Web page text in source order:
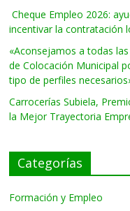
Cheque Empleo 2026:
incentivar la contratación
«Aconsejamos a todas
de Colocación Municipal
tipo de perfiles
Carrocerías Subiela,
la Mejor Trayectoria
Categorías
Formación y Empleo